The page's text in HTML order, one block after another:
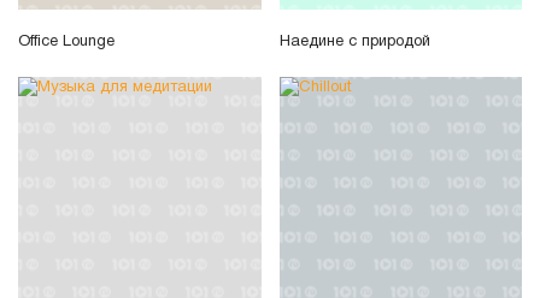
Office Lounge Наедине с природой